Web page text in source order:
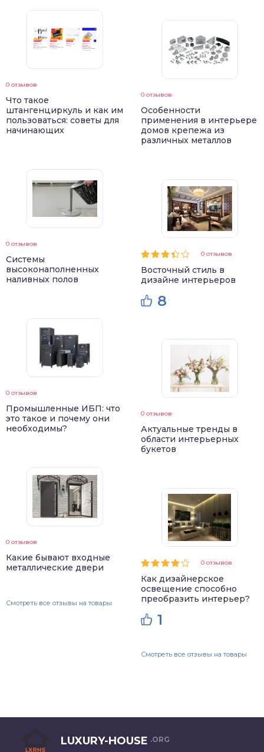
0 отзывов
Что такое
штангенциркуль и как им
пользоваться: советы для
начинающих
0 отзывов
Системы
высоконаполненных
наливных полов
0 отзывов
Промышленные ИБП: что
это такое и почему они
необходимы?
0 отзывов
Какие бывают входные
металлические двери
Смотреть все отзывы на товары
0 отзывов
Особенности
применения в интерьере
домов крепежа из
различных металлов
0 отзывов
Восточный стиль в
дизайне интерьеров
8
0 отзывов
Актуальные тренды в
области интерьерных
букетов
0 отзывов
Как дизайнерское
освещение способно
преобразить интерьер?
1
Смотреть все отзывы на товары
LUXURY-HOUSE .ORG